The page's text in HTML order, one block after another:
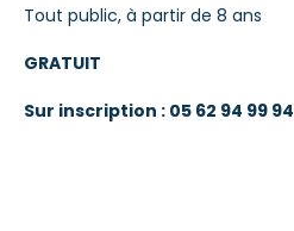
Tout public, à partir de 8 ans
GRATUIT
Sur inscription : 05 62 94 99 94